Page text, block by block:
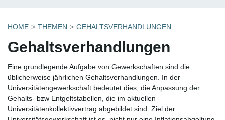
HOME THEMEN GEHALTSVERHANDLUNGEN
Gehaltsverhandlungen
Eine grundlegende Aufgabe von Gewerkschaften sind die
üblicherweise jährlichen Gehaltsverhandlungen. In der
Universitätengewerkschaft bedeutet dies, die Anpassung der
Gehalts- bzw Entgeltstabellen, die im aktuellen
Universitätenkollektivvertrag abgebildet sind. Ziel der